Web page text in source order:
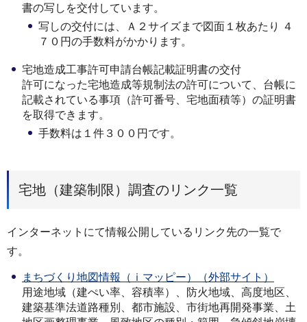
書の写しを交付しています。
写しの交付には、Ａ２サイズまで図面１枚あたり ４
７０円の手数料がかかります。
宅地造成工事許可申請台帳記載証明書の交付
許可になった宅地造成等規制法の許可について、台帳に
記載されている事項（許可番号、宅地面積等）の証明書
を取得できます。
手数料は１件３００円です。
宅地（建築制限）調査のリンク一覧
インターネットにて情報公開しているリンク先の一覧で
す。
まちづくり地図情報（ｉマッピー）（外部サイト）
用途地域（建ぺい率、容積率）、防火地域、高度地区、
建築基準法道路種別、都市施設、市街地再開発事業、土